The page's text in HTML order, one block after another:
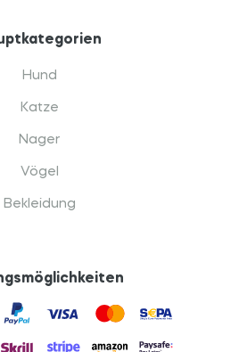
Hund
Katze
Nager
Vögel
Bekleidung